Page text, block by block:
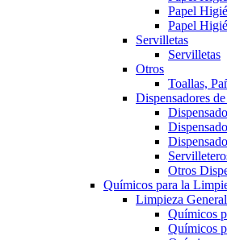
Papel
Papel
Servilletas
Servilletas
Otros
Toallas,
Dispensadores
Otros
Químicos para la
Limpieza General
Químicos
Químicos